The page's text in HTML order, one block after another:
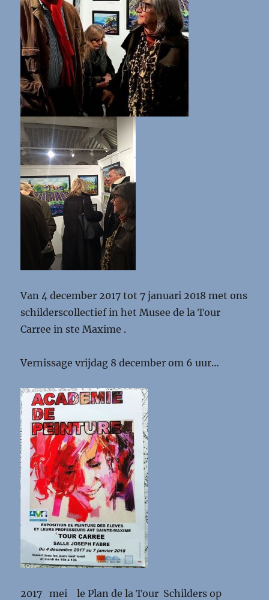
Van 4 december 2017 tot 7 januari 2018 met ons
schilderscollectief in het Musee de la Tour
Carree in ste Maxime .
Vernissage vrijdag 8 december om 6 uur…
2017 mei le Plan de la Tour Schilders op